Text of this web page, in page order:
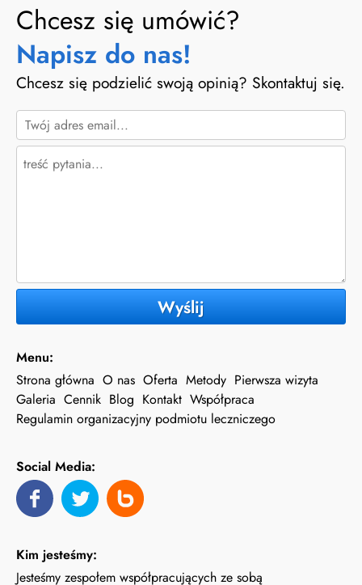
Chcesz się umówić?
Napisz do nas!
Chcesz się podzielić swoją opinią? Skontaktuj się.
Wyślij
Menu:
Strona główna O nas Oferta Metody Pierwsza wizyta
Galeria Cennik Blog Kontakt Współpraca
Regulamin organizacyjny podmiotu leczniczego
Social Media:
Kim jesteśmy:
Jesteśmy zespołem współpracujących ze sobą